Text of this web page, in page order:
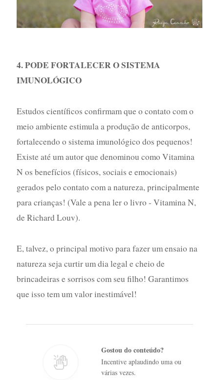
4. PODE FORTALECER O SISTEMA
IMUNOLÓGICO
Estudos científicos confirmam que o contato com o
meio ambiente estimula a produção de anticorpos,
fortalecendo o sistema imunológico dos pequenos!
Existe até um autor que denominou como Vitamina
N os benefícios (físicos, sociais e emocionais)
gerados pelo contato com a natureza, principalmente
para crianças! (Vale a pena ler o livro - Vitamina N,
de Richard Louv).
E, talvez, o principal motivo para fazer um ensaio na
natureza seja curtir um dia legal e cheio de
brincadeiras e sorrisos com seu filho! Garantimos
que isso tem um valor inestimável!
Gostou do conteúdo?
Incentive aplaudindo uma ou
várias vezes.